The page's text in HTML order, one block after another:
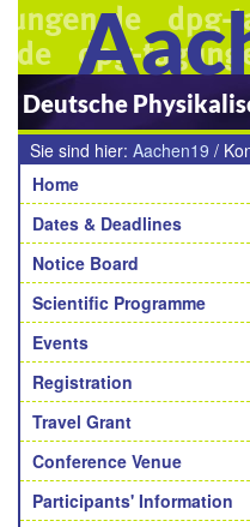
Deutsche
Sie sind hier: Aachen19 /
Navigation
Home
Dates & Deadlines
Notice Board
Scientific Programme
Events
Registration
Travel Grant
Conference Venue
Participants' Information